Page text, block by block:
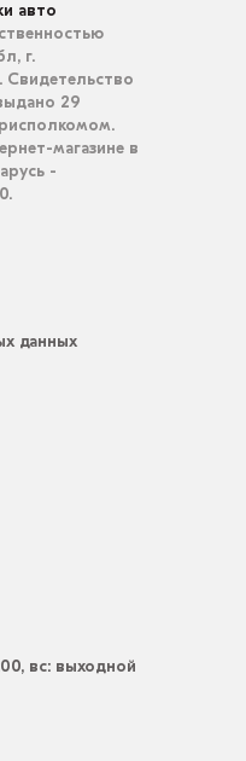
авто
г.
Свидетельство
29
магазине в
-
данных
вс: выходной